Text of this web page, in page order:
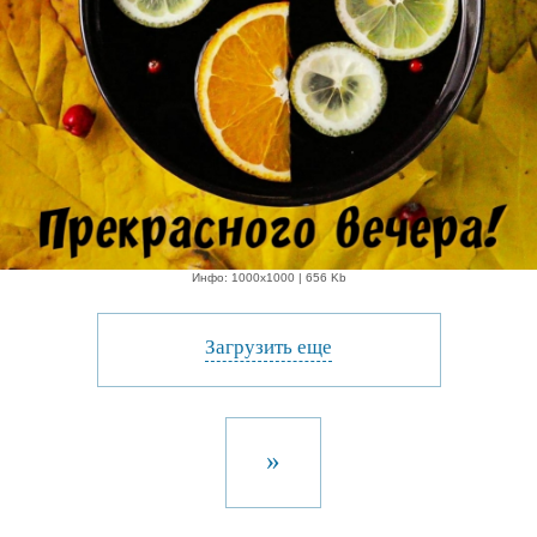
Инфо: 1000х1000 | 656 Kb
Загрузить еще
»